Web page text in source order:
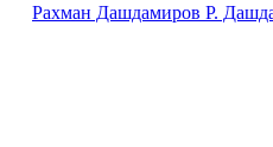
Рахман Дашдамиров Р.